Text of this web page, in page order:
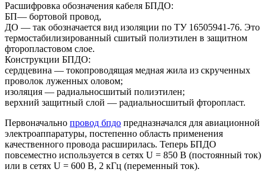
Расшифровка обозначения кабеля БПДО:
БП— бортовой провод,
ДО — так обозначается вид изоляции по ТУ 16505941-76. Это
термостабилизированный сшитый полиэтилен в защитном
фторопластовом слое.
Конструкции БПДО:
сердцевина — токопроводящая медная жила из скрученных
проволок луженных оловом;
изоляция — радиальносшитый полиэтилен;
верхний защитный слой — радиальносшитый фторопласт.
Первоначально провод бпдо предназначался для авиационной
электроаппаратуры, постепенно область применения
качественного провода расширилась. Теперь БПДО
повсеместно используется в сетях U = 850 В (постоянный ток)
или в сетях U = 600 В, 2 кГц (переменный ток).